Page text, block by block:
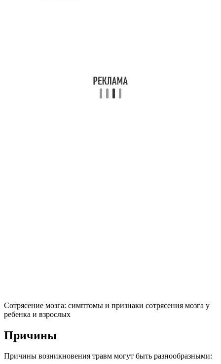
Сотрясение мозга: симптомы и признаки сотрясения мозга у
ребенка и взрослых
Причины
Причины возникновения травм могут быть разнообразными: